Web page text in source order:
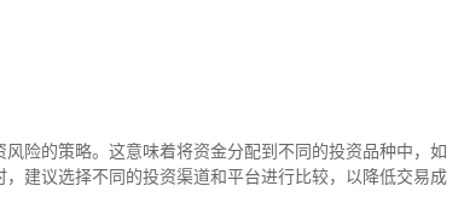
险的策略。这意味着将资金分配到不同的投资品种中，如
建议选择不同的投资渠道和平台进行比较，以降低交易成